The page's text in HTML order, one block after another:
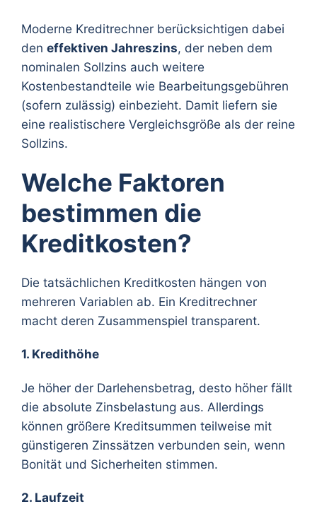
Moderne Kreditrechner berücksichtigen dabei
den effektiven Jahreszins, der neben dem
nominalen Sollzins auch weitere
Kostenbestandteile wie Bearbeitungsgebühren
(sofern zulässig) einbezieht. Damit liefern sie
eine realistischere Vergleichsgröße als der reine
Sollzins.
Welche Faktoren
bestimmen die
Kreditkosten?
Die tatsächlichen Kreditkosten hängen von
mehreren Variablen ab. Ein Kreditrechner
macht deren Zusammenspiel transparent.
1. Kredithöhe
Je höher der Darlehensbetrag, desto höher fällt
die absolute Zinsbelastung aus. Allerdings
können größere Kreditsummen teilweise mit
günstigeren Zinssätzen verbunden sein, wenn
Bonität und Sicherheiten stimmen.
2. Laufzeit